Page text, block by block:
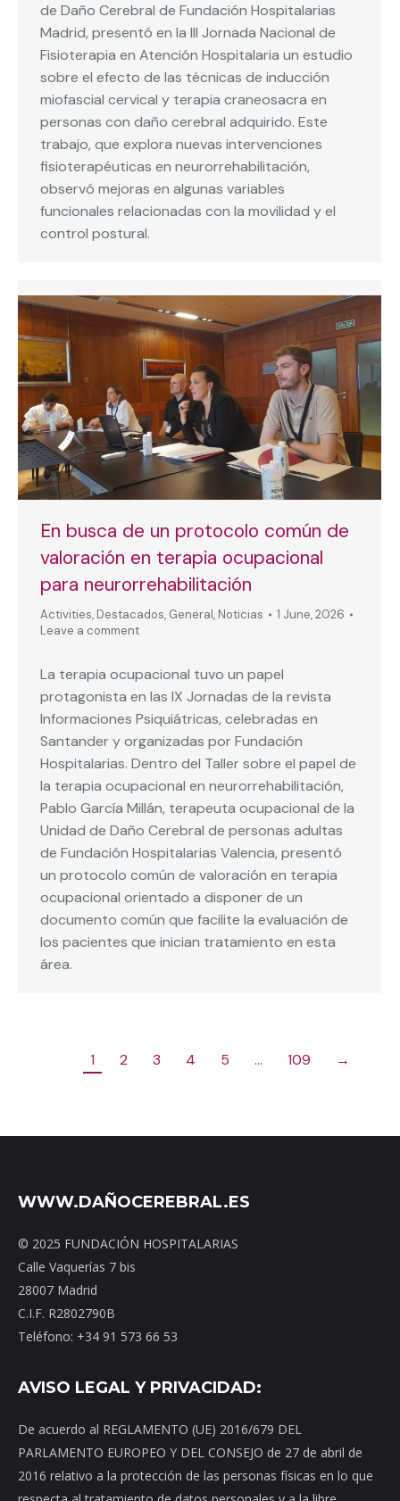
de Daño Cerebral de Fundación Hospitalarias
Madrid, presentó en la III Jornada Nacional de
Fisioterapia en Atención Hospitalaria un estudio
sobre el efecto de las técnicas de inducción
miofascial cervical y terapia craneosacra en
personas con daño cerebral adquirido. Este
trabajo, que explora nuevas intervenciones
fisioterapéuticas en neurorrehabilitación,
observó mejoras en algunas variables
funcionales relacionadas con la movilidad y el
control postural.
En busca de un protocolo común de
valoración en terapia ocupacional
para neurorrehabilitación
Activities, Destacados, General, Noticias
1 June, 2026
Leave a comment
La terapia ocupacional tuvo un papel
protagonista en las IX Jornadas de la revista
Informaciones Psiquiátricas, celebradas en
Santander y organizadas por Fundación
Hospitalarias. Dentro del Taller sobre el papel de
la terapia ocupacional en neurorrehabilitación,
Pablo García Millán, terapeuta ocupacional de la
Unidad de Daño Cerebral de personas adultas
de Fundación Hospitalarias Valencia, presentó
un protocolo común de valoración en terapia
ocupacional orientado a disponer de un
documento común que facilite la evaluación de
los pacientes que inician tratamiento en esta
área.
1 2 3 4 5 … 109 →
WWW.DAÑOCEREBRAL.ES
© 2025 FUNDACIÓN HOSPITALARIAS
Calle Vaquerías 7 bis
28007 Madrid
C.I.F. R2802790B
Teléfono: +34 91 573 66 53
AVISO LEGAL Y PRIVACIDAD:
De acuerdo al REGLAMENTO (UE) 2016/679 DEL
PARLAMENTO EUROPEO Y DEL CONSEJO de 27 de abril de
2016 relativo a la protección de las personas físicas en lo que